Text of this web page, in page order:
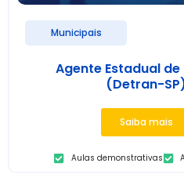
Municipais
Agente Estadual
(Detran-
Saiba mais
Aulas demonstrativas